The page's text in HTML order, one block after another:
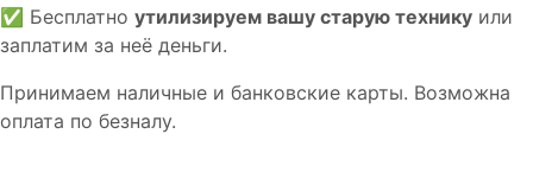
✅ Бесплатно утилизируем вашу старую технику или
заплатим за неё деньги.
Принимаем наличные и банковские карты. Возможна
оплата по безналу.